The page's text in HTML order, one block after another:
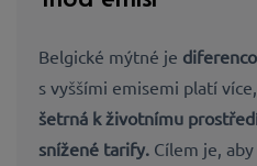
Belgické mýtné je
s vyššími emisemi platí
šetrná k životnímu
snížené tarify. Cílem je, aby